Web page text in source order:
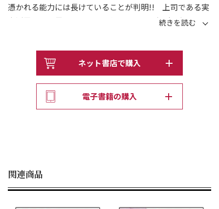
憑かれる能力には長けていることが判明!! 上司である実
力派霊能者・黒田はみちるを使って数々の相談を解決して
元悪霊・鬼姫や、ファンキーなおっさんの魂が宿る生き人
形・エロひげが大活躍!! 乙女心がわからないジャニ系イ
ケメン・たっくんと、超個性派ファッションでグイグイく
るブスロリちゃんの恋の行方など、一話読み切り形式で収
録。『Nemuki＋』で大人気の怖くて笑えるエンターテイ
ネット書店で購入
電子書籍の購入
関連商品